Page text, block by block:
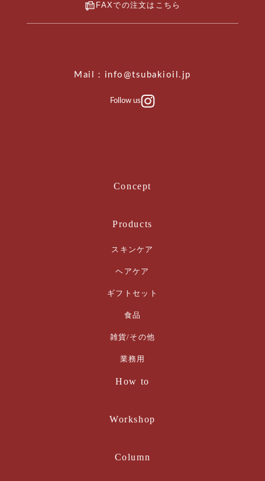
FAXでの注文はこちら
Mail：info@tsubakioil.jp
Follow us
Concept
Products
スキンケア
ヘアケア
ギフトセット
食品
雑貨/その他
業務用
How to
Workshop
Column